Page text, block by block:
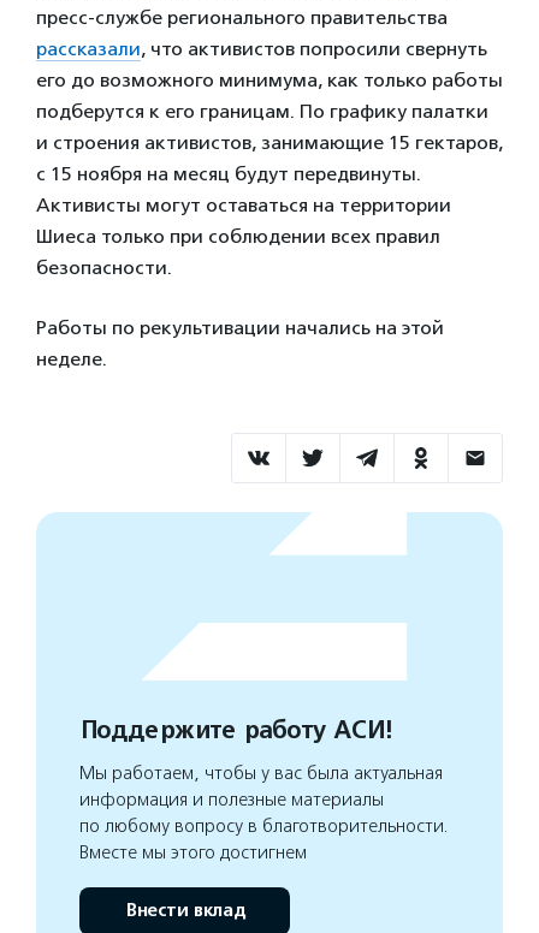
пресс-службе регионального правительства
рассказали, что активистов попросили свернуть
его до возможного минимума, как только работы
подберутся к его границам. По графику палатки
и строения активистов, занимающие 15 гектаров,
с 15 ноября на месяц будут передвинуты.
Активисты могут оставаться на территории
Шиеса только при соблюдении всех правил
безопасности.
Работы по рекультивации начались на этой
неделе.
Поддержите работу АСИ!
Мы работаем, чтобы у вас была актуальная
информация и полезные материалы
по любому вопросу в благотворительности.
Вместе мы этого достигнем
Внести вклад